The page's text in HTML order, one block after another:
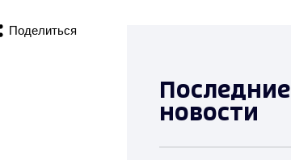
Поделиться
Последние
новости